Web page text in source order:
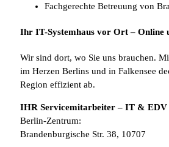
Fachgerechte Betreuung von
Ihr IT-Systemhaus vor Ort – Online
Wir sind dort, wo Sie uns brauchen.
im Herzen Berlins und in Falkensee
Region effizient ab.
IHR Servicemitarbeiter – IT & EDV
Berlin-Zentrum:
Brandenburgische Str. 38, 10707